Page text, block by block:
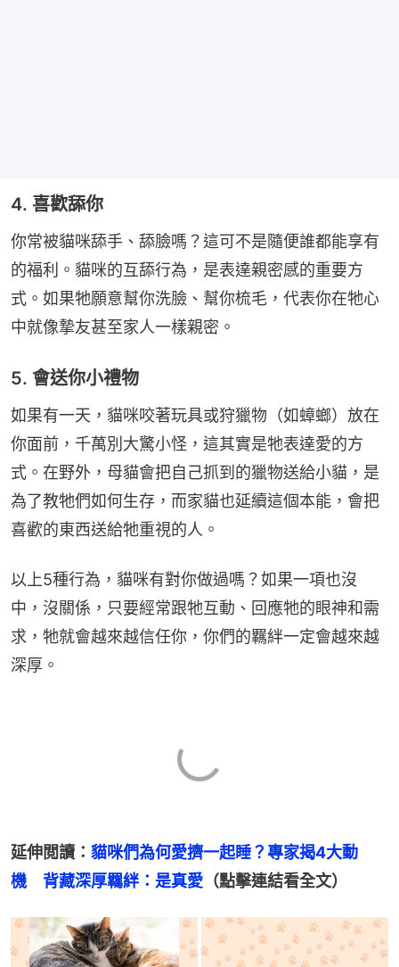
4. 喜歡舔你
你常被貓咪舔手、舔臉嗎？這可不是隨便誰都能享有
的福利。貓咪的互舔行為，是表達親密感的重要方
式。如果牠願意幫你洗臉、幫你梳毛，代表你在牠心
中就像摯友甚至家人一樣親密。
5. 會送你小禮物
如果有一天，貓咪咬著玩具或狩獵物（如蟑螂）放在
你面前，千萬別大驚小怪，這其實是牠表達愛的方
式。在野外，母貓會把自己抓到的獵物送給小貓，是
為了教牠們如何生存，而家貓也延續這個本能，會把
喜歡的東西送給牠重視的人。
以上5種行為，貓咪有對你做過嗎？如果一項也沒
中，沒關係，只要經常跟牠互動、回應牠的眼神和需
求，牠就會越來越信任你，你們的羈絆一定會越來越
深厚。
延伸閲讀： 貓咪們為何愛擠一起睡？專家揭4大動
機　背藏深厚羈絆：是真愛 （點擊連結看全文）